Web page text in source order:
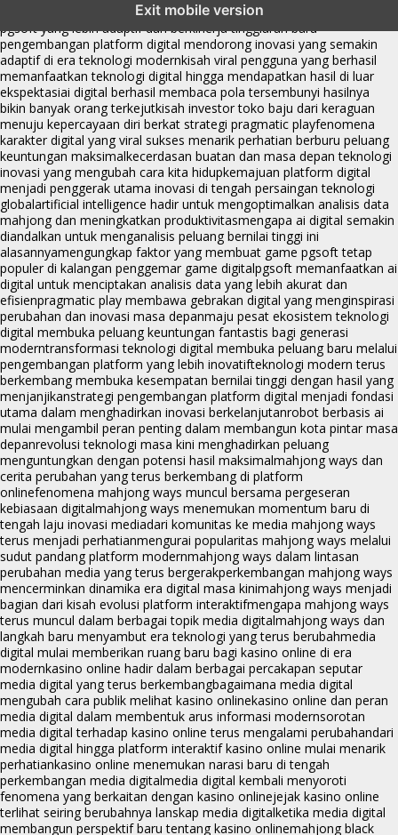
Exit mobile version
menghadirkan inovasi berkualitasai digital menjadi kunci analisis data
pgsoft yang lebih adaptif dan berkinerja tinggiarah baru
pengembangan platform digital mendorong inovasi yang semakin
adaptif di era teknologi modernkisah viral pengguna yang berhasil
memanfaatkan teknologi digital hingga mendapatkan hasil di luar
ekspektasiai digital berhasil membaca pola tersembunyi hasilnya
bikin banyak orang terkejutkisah investor toko baju dari keraguan
menuju kepercayaan diri berkat strategi pragmatic playfenomena
karakter digital yang viral sukses menarik perhatian berburu peluang
keuntungan maksimalkecerdasan buatan dan masa depan teknologi
inovasi yang mengubah cara kita hidupkemajuan platform digital
menjadi penggerak utama inovasi di tengah persaingan teknologi
globalartificial intelligence hadir untuk mengoptimalkan analisis data
mahjong dan meningkatkan produktivitasmengapa ai digital semakin
diandalkan untuk menganalisis peluang bernilai tinggi ini
alasannyamengungkap faktor yang membuat game pgsoft tetap
populer di kalangan penggemar game digitalpgsoft memanfaatkan ai
digital untuk menciptakan analisis data yang lebih akurat dan
efisienpragmatic play membawa gebrakan digital yang menginspirasi
perubahan dan inovasi masa depanmaju pesat ekosistem teknologi
digital membuka peluang keuntungan fantastis bagi generasi
moderntransformasi teknologi digital membuka peluang baru melalui
pengembangan platform yang lebih inovatifteknologi modern terus
berkembang membuka kesempatan bernilai tinggi dengan hasil yang
menjanjikanstrategi pengembangan platform digital menjadi fondasi
utama dalam menghadirkan inovasi berkelanjutanrobot berbasis ai
mulai mengambil peran penting dalam membangun kota pintar masa
depanrevolusi teknologi masa kini menghadirkan peluang
menguntungkan dengan potensi hasil maksimalmahjong ways dan
cerita perubahan yang terus berkembang di platform
onlinefenomena mahjong ways muncul bersama pergeseran
kebiasaan digitalmahjong ways menemukan momentum baru di
tengah laju inovasi mediadari komunitas ke media mahjong ways
terus menjadi perhatianmengurai popularitas mahjong ways melalui
sudut pandang platform modernmahjong ways dalam lintasan
perubahan media yang terus bergerakperkembangan mahjong ways
mencerminkan dinamika era digital masa kinimahjong ways menjadi
bagian dari kisah evolusi platform interaktifmengapa mahjong ways
terus muncul dalam berbagai topik media digitalmahjong ways dan
langkah baru menyambut era teknologi yang terus berubahmedia
digital mulai memberikan ruang baru bagi kasino online di era
modernkasino online hadir dalam berbagai percakapan seputar
media digital yang terus berkembangbagaimana media digital
mengubah cara publik melihat kasino onlinekasino online dan peran
media digital dalam membentuk arus informasi modernsorotan
media digital terhadap kasino online terus mengalami perubahandari
media digital hingga platform interaktif kasino online mulai menarik
perhatiankasino online menemukan narasi baru di tengah
perkembangan media digitalmedia digital kembali menyoroti
fenomena yang berkaitan dengan kasino onlinejejak kasino online
terlihat seiring berubahnya lanskap media digitalketika media digital
membangun perspektif baru tentang kasino onlinemahjong black